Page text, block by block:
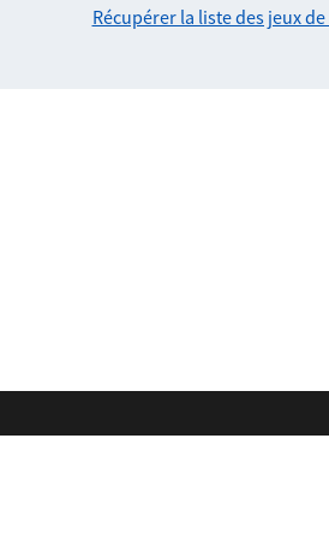
Récupérer la liste des jeux